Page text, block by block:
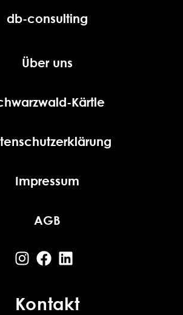
db-consulting
Über uns
Kärtle
Impressum
AGB
Kontakt